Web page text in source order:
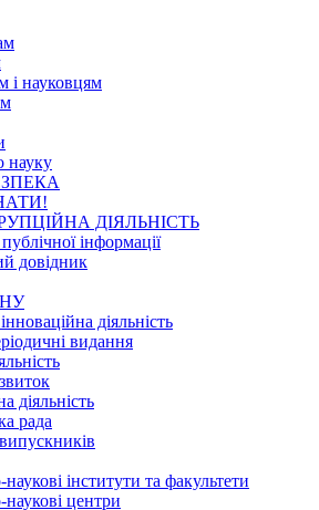
і науковцям
науку
ДІЯЛЬНІСТЬ
інформації
довідник
діяльність
видання
діяльність
рада
інститути та факультети
центри